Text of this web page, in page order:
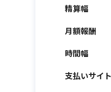
精算幅
月額報酬
時間幅
支払いサイト